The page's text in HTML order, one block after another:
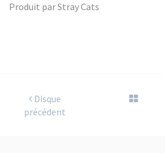
Produit par Stray Cats
Disque
précédent